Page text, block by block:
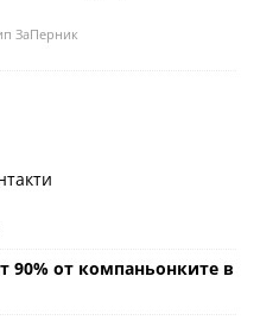
ЗаПерник
90% от компаньонките в